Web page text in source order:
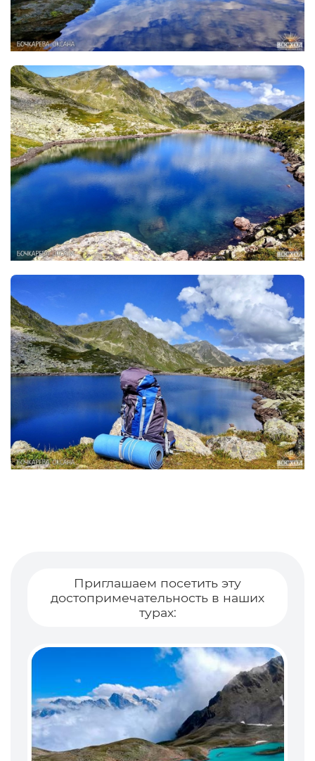
Приглашаем посетить эту
достопримечательность в наших
турах: